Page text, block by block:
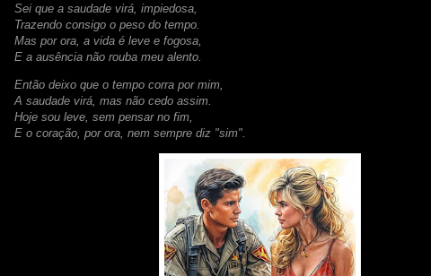
Sei que a saudade virá, impiedosa,
Trazendo consigo o peso do tempo.
Mas por ora, a vida é leve e fogosa,
E a ausência não rouba meu alento.
Então deixo que o tempo corra por mim,
A saudade virá, mas não cedo assim.
Hoje sou leve, sem pensar no fim,
E o coração, por ora, nem sempre diz "sim".